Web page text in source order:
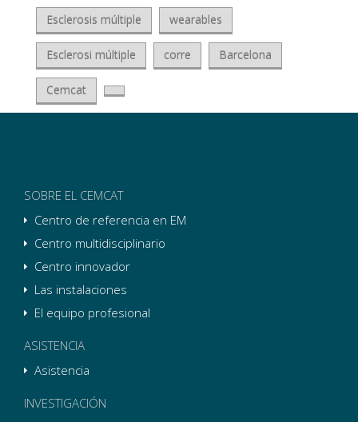
Esclerosis múltiple wearables
Esclerosi múltiple corre Barcelona
Cemcat
SOBRE EL CEMCAT
Centro de referencia en EM
Centro multidisciplinario
Centro innovador
Las instalaciones
El equipo profesional
ASISTENCIA
Asistencia
INVESTIGACIÓN